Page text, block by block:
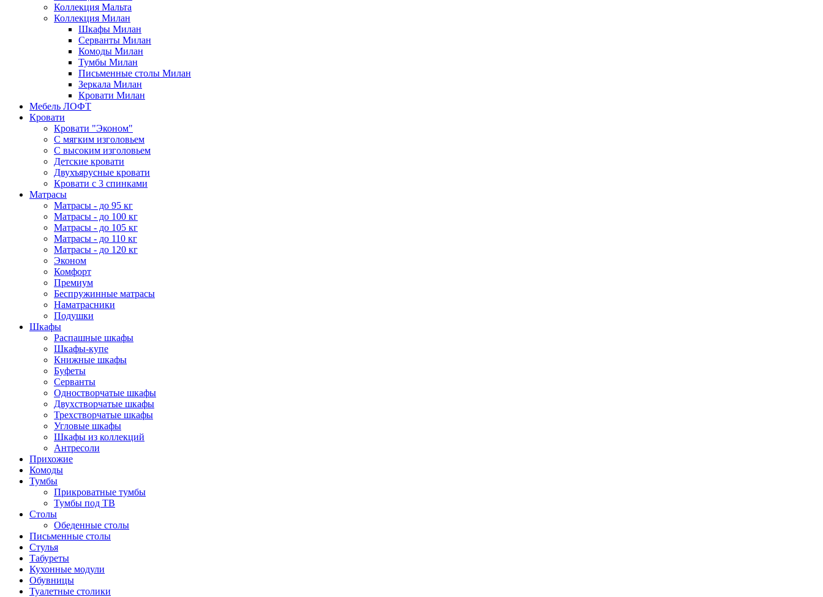
Коллекция Мальта
Коллекция Милан
Шкафы Милан
Серванты Милан
Комоды Милан
Тумбы Милан
Письменные столы Милан
Зеркала Милан
Кровати Милан
Мебель ЛОФТ
Кровати
Кровати "Эконом"
С мягким изголовьем
С высоким изголовьем
Детские кровати
Двухъярусные кровати
Кровати с 3 спинками
Матрасы
Матрасы - до 95 кг
Матрасы - до 100 кг
Матрасы - до 105 кг
Матрасы - до 110 кг
Матрасы - до 120 кг
Эконом
Комфорт
Премиум
Беспружинные матрасы
Наматрасники
Подушки
Шкафы
Распашные шкафы
Шкафы-купе
Книжные шкафы
Буфеты
Серванты
Одностворчатые шкафы
Двухстворчатые шкафы
Трехстворчатые шкафы
Угловые шкафы
Шкафы из коллекций
Антресоли
Прихожие
Комоды
Тумбы
Прикроватные тумбы
Тумбы под ТВ
Столы
Обеденные столы
Письменные столы
Стулья
Табуреты
Кухонные модули
Обувницы
Туалетные столики